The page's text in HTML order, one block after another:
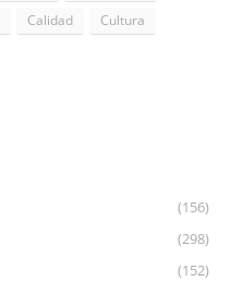
Calidad
Cultura
(156)
(298)
(152)